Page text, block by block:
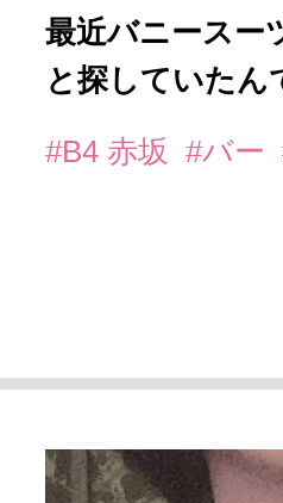
最近バニースー
と探していたん
#B4 赤坂 #バー